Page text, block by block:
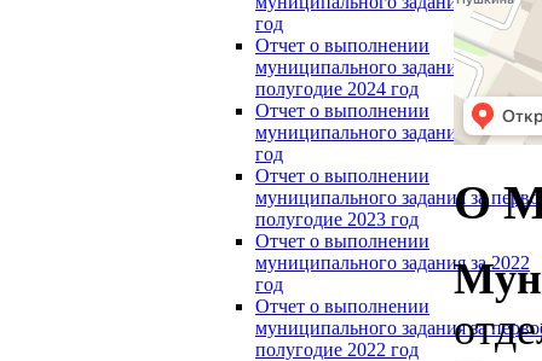
год
Отчет о выполнении
муниципального задания за
полугодие 2024 год
Отчет о выполнении
муниципального задания за 2023
год
Отчет о выполнении
муниципального задания за
полугодие 2023 год
Отчет о выполнении
муниципального задания за 2022
год
Отчет о выполнении
муниципального задания за
полугодие 2022 год
О